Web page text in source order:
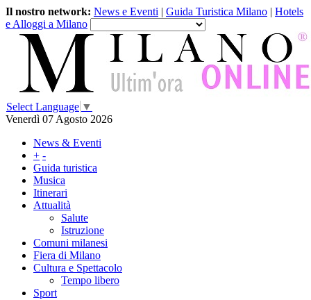
Il nostro network: News e Eventi | Guida Turistica Milano | Hotels
e Alloggi a Milano
Select Language ▼
Venerdì 07 Agosto 2026
News & Eventi
+ -
Guida turistica
Musica
Itinerari
Attualità
Salute
Istruzione
Comuni milanesi
Fiera di Milano
Cultura e Spettacolo
Tempo libero
Sport